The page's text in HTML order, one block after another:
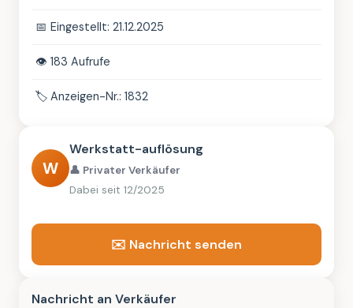
📅 Eingestellt: 21.12.2025
👁️ 183 Aufrufe
🏷️ Anzeigen-Nr.: 1832
W
Werkstatt-auflösung
👤 Privater Verkäufer
Dabei seit 12/2025
✉️ Nachricht senden
Nachricht an Verkäufer